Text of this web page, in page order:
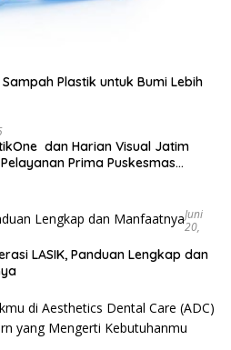
Plastik untuk Bumi Lebih
dan Harian Visual Jatim
Prima Puskesmas
Juni
20,
LASIK, Panduan Lengkap dan